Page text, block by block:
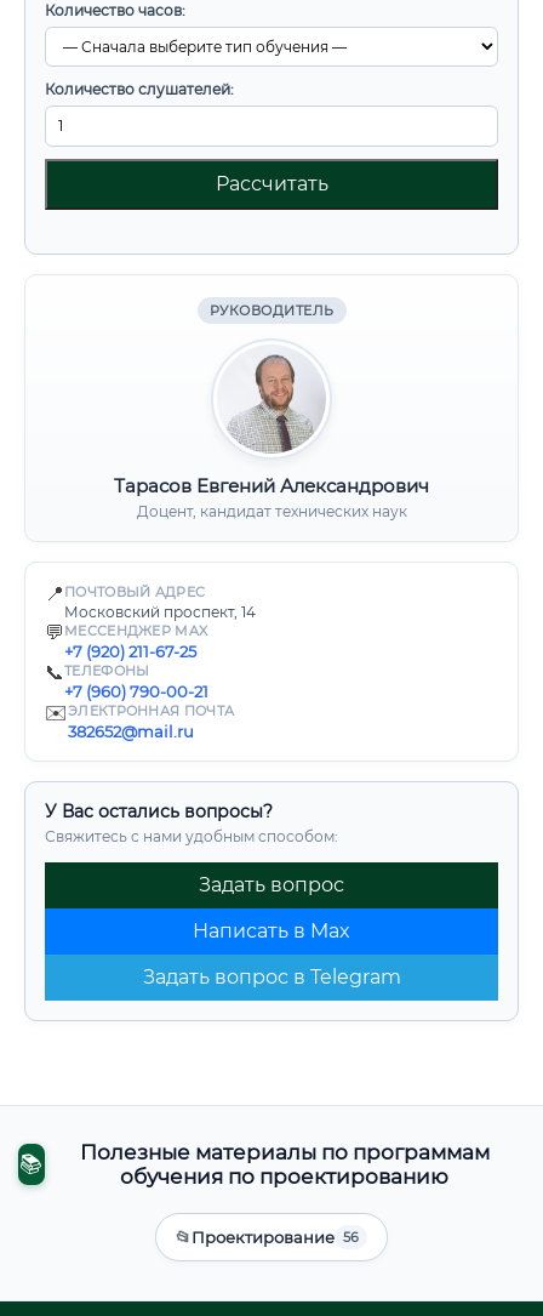
Количество часов:
Количество слушателей:
Рассчитать
РУКОВОДИТЕЛЬ
Тарасов Евгений Александрович
Доцент, кандидат технических наук
📍 ПОЧТОВЫЙ АДРЕС
Московский проспект, 14
💬 МЕССЕНДЖЕР MAX
+7 (920) 211-67-25
📞ТЕЛЕФОНЫ
+7 (960) 790-00-21
✉️ЭЛЕКТРОННАЯ ПОЧТА
382652@mail.ru
У Вас остались вопросы?
Свяжитесь с нами удобным способом:
Задать вопрос
Написать в Max
Задать вопрос в Telegram
📚
Полезные материалы по программам
обучения по проектированию
📂Проектирование 56